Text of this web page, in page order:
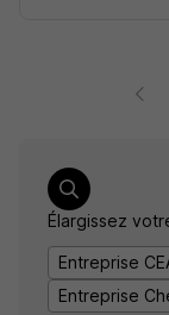
Élargissez
Entreprise
Entreprise